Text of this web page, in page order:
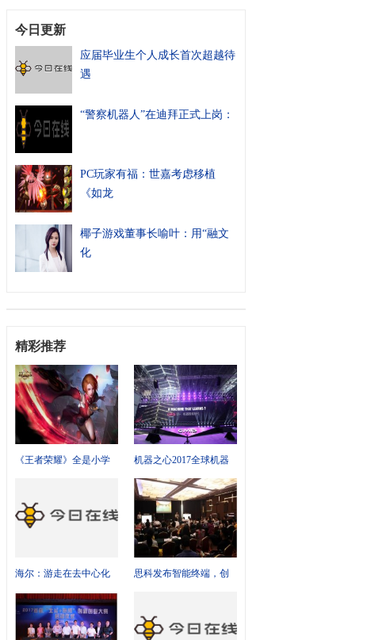
今日更新
应届毕业生个人成长首次超越待
遇
“警察机器人”在迪拜正式上岗：
PC玩家有福：世嘉考虑移植
《如龙
椰子游戏董事长喻叶：用“融文
化
精彩推荐
《王者荣耀》全是小学
机器之心2017全球机器
智能峰会盛大开幕 助燃
人工
海尔：游走在去中心化
红
思科发布智能终端，创